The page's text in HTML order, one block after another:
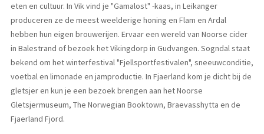
eten en cultuur. In Vik vind je "Gamalost" -kaas, in Leikanger
produceren ze de meest weelderige honing en Flam en Ardal
hebben hun eigen brouwerijen. Ervaar een wereld van Noorse cider
in Balestrand of bezoek het Vikingdorp in Gudvangen. Sogndal staat
bekend om het winterfestival "Fjellsportfestivalen", sneeuwconditie,
voetbal en limonade en jamproductie. In Fjaerland kom je dicht bij de
gletsjer en kun je een bezoek brengen aan het Noorse
Gletsjermuseum, The Norwegian Booktown, Braevasshytta en de
Fjaerland Fjord.